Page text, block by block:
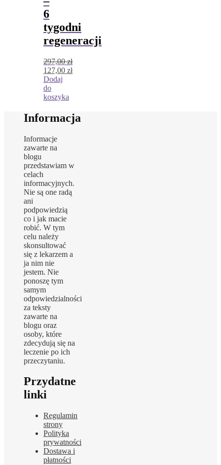
6
tygodni
regeneracji
297,00zł
Pierwotna
cena
wynosiła:
297,00 zł.
127,00 zł
Aktualna
cena
wynosi:
Dodaj
do
koszyka
Informacja
Informacje
zawarte na
blogu
przedstawiam w
celach
informacyjnych.
Nie są one radą
ani
podpowiedzią
co i jak macie
robić. W tym
celu należy
skonsultować
się z lekarzem a
ja nim nie
jestem. Nie
ponoszę tym
samym
odpowiedzialności
za teksty
zawarte na
blogu oraz
osoby, które
zdecydują się na
leczenie po ich
przeczytaniu.
Przydatne
linki
Regulamin
strony
Polityka
prywatności
Dostawa i
płatności